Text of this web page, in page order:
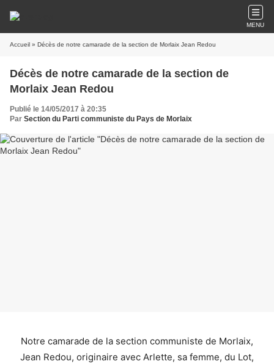
MENU
Accueil » Décès de notre camarade de la section de Morlaix Jean Redou
Décès de notre camarade de la section de
Morlaix Jean Redou
Publié le 14/05/2017 à 20:35
Par Section du Parti communiste du Pays de Morlaix
Notre camarade de la section communiste de Morlaix,
Jean Redou, originaire avec Arlette, sa femme, du Lot,